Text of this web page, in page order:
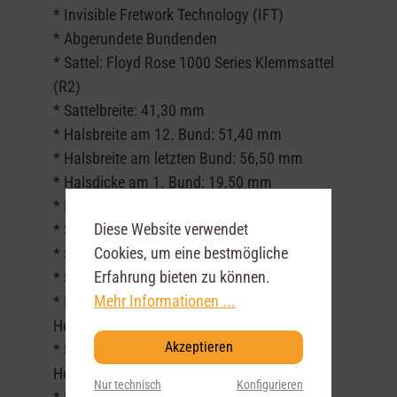
* Invisible Fretwork Technology (IFT)
* Abgerundete Bundenden
* Sattel: Floyd Rose 1000 Series Klemmsattel
(R2)
* Sattelbreite: 41,30 mm
* Halsbreite am 12. Bund: 51,40 mm
* Halsbreite am letzten Bund: 56,50 mm
* Halsdicke am 1. Bund: 19,50 mm
* Halsdicke am 12. Bund: 22,50 mm
* Saitenabstand am Sattel: 34,8 mm
* Saitenabstand an der Brücke: 10,80 mm
* Saitenabstand E- bis e-Saite: 54 mm
* Hals-Pickup: Fishman Fluence Wolf
Hoffmann Signature Singlecoil
* Steg-Pickup: Fishman Fluence Wolf
Hoffmann Signature Humbucker
Diese Website verwendet
Cookies, um eine bestmögliche
Erfahrung bieten zu können.
Mehr Informationen ...
Akzeptieren
Nur technisch
Konfigurieren